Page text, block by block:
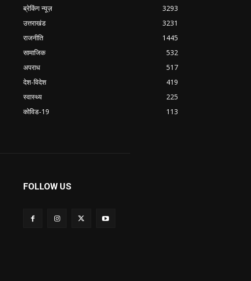
ब्रेकिंग न्यूज़
3293
उत्तराखंड
3231
राजनीति
1445
सामाजिक
532
अपराध
517
देश-विदेश
419
स्वास्थ्य
225
कोविड-19
113
FOLLOW US